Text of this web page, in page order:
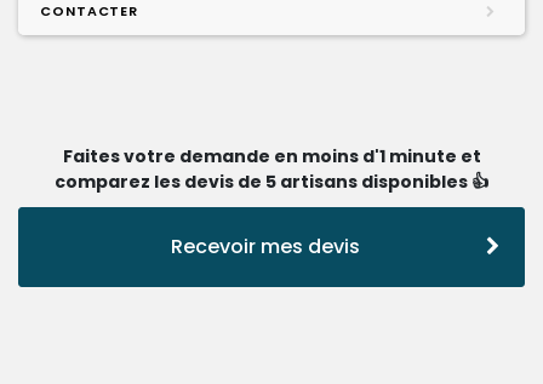
CONTACTER
Faites votre demande en moins d'1 minute et
comparez les devis de 5 artisans disponibles 👍
Recevoir mes devis